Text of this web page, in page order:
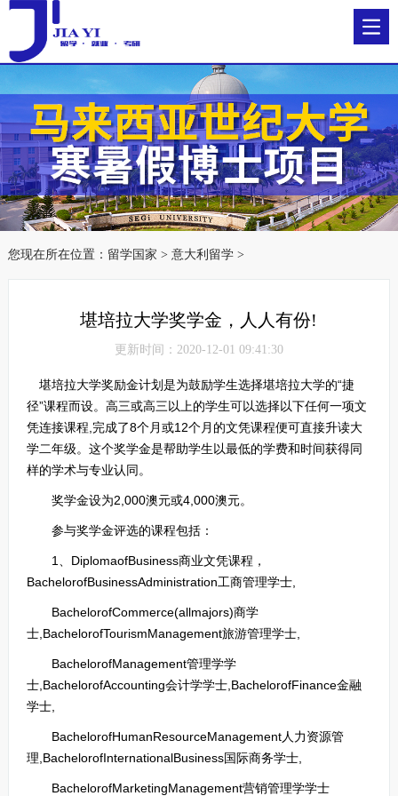
您现在所在位置： 留学国家 > 意大利留学>
堪培拉大学奖学金，人人有份!
更新时间：2020-12-01 09:41:30
堪培拉大学奖励金计划是为鼓励学生选择堪培拉大学的“捷
径”课程而设。高三或高三以上的学生可以选择以下任何一项文
凭连接课程,完成了8个月或12个月的文凭课程便可直接升读大
学二年级。这个奖学金是帮助学生以最低的学费和时间获得同
样的学术与专业认同。
奖学金设为2,000澳元或4,000澳元。
参与奖学金评选的课程包括：
1、DiplomaofBusiness商业文凭课程，
BachelorofBusinessAdministration工商管理学士,
BachelorofCommerce(allmajors)商学
士,BachelorofTourismManagement旅游管理学士,
BachelorofManagement管理学学
士,BachelorofAccounting会计学学士,BachelorofFinance金融
学士,
BachelorofHumanResourceManagement人力资源管
理,BachelorofInternationalBusiness国际商务学士,
BachelorofMarketingManagement营销管理学学士